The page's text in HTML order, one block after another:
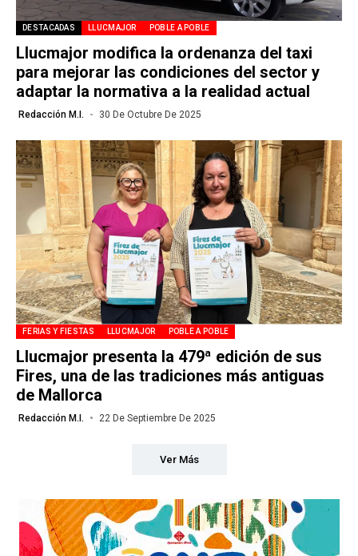
DESTACADAS LLUCMAJOR POBLE A POBLE
Llucmajor modifica la ordenanza del taxi
para mejorar las condiciones del sector y
adaptar la normativa a la realidad actual
Redacción M.I. 30 De Octubre De 2025
FERIAS Y FIESTAS LLUCMAJOR POBLE A POBLE
Llucmajor presenta la 479ª edición de sus
Fires, una de las tradiciones más antiguas
de Mallorca
Redacción M.I. 22 De Septiembre De 2025
Ver Más